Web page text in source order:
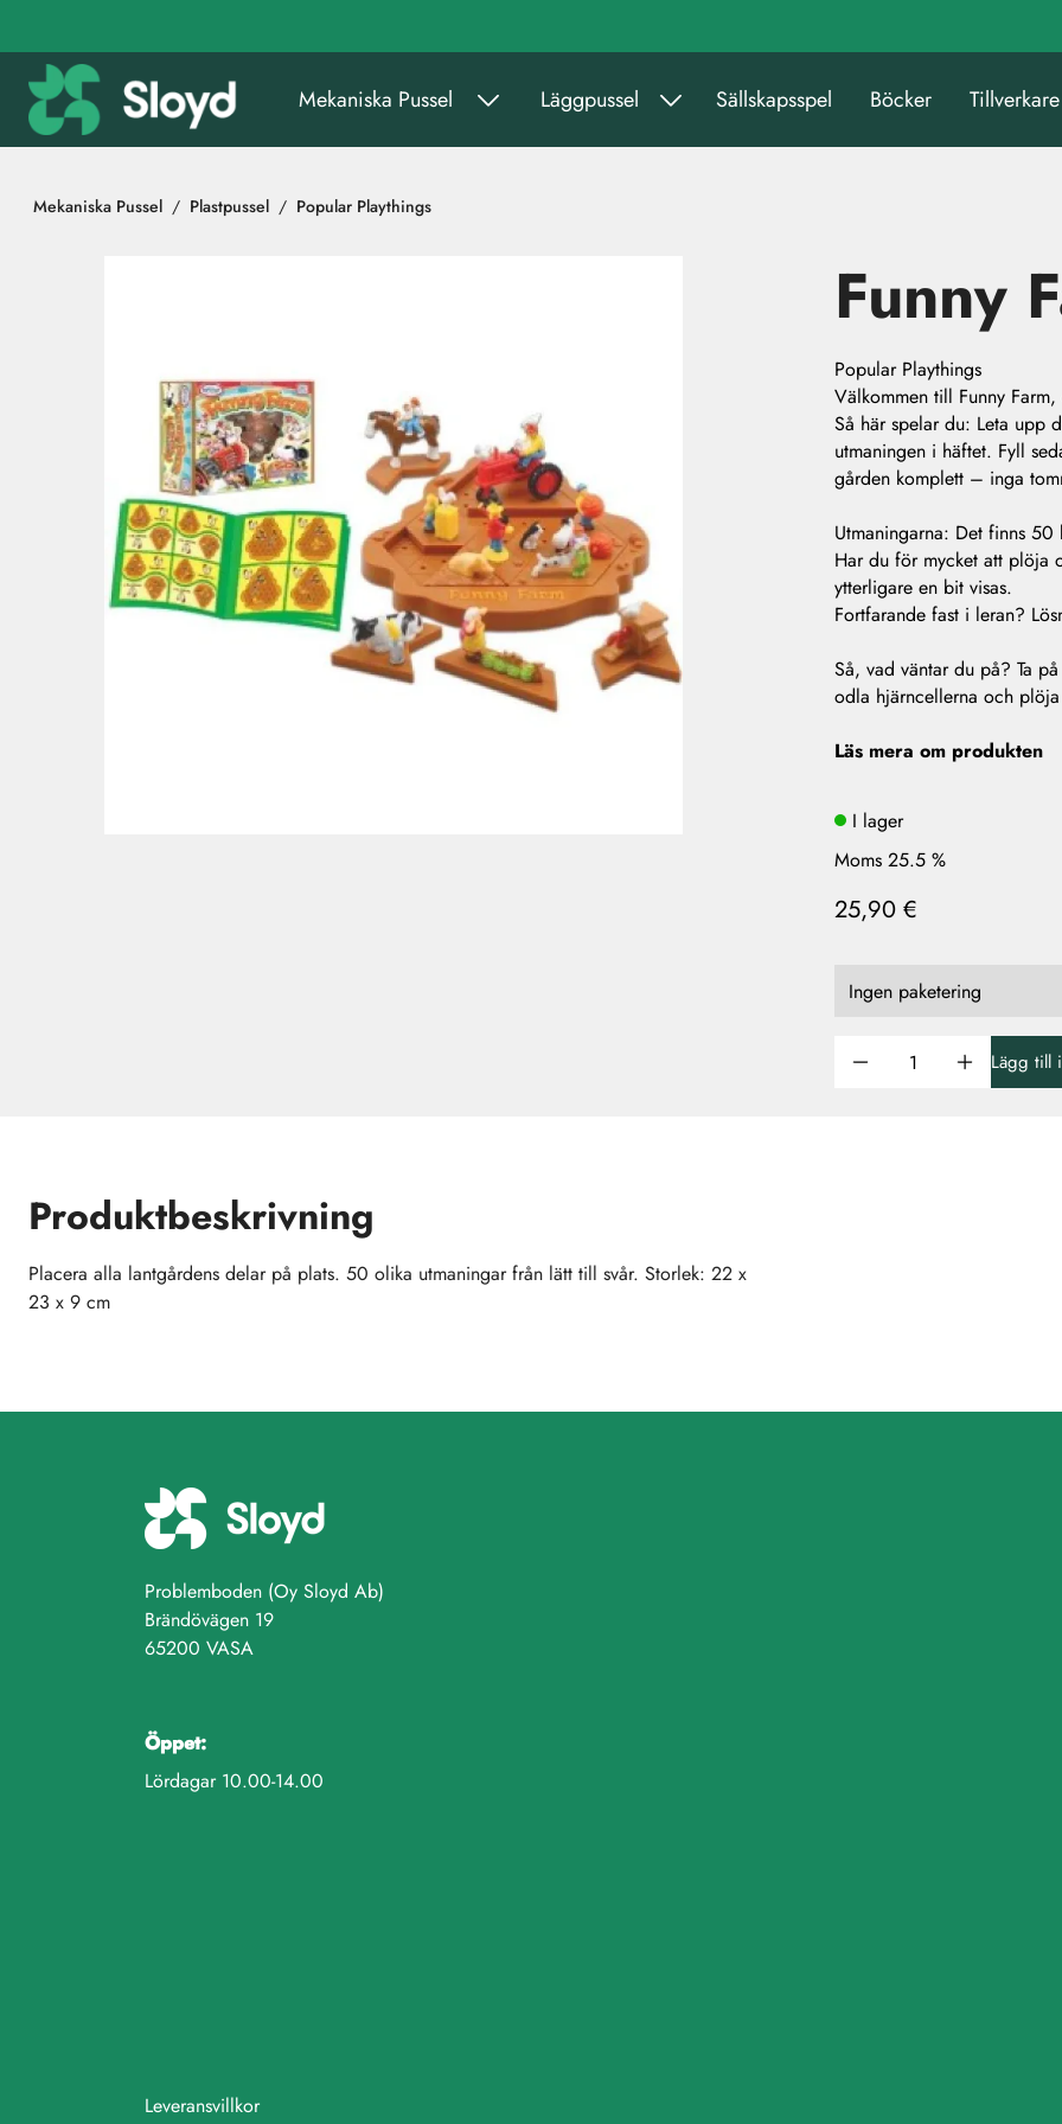
Mekaniska Pussel Läggpussel Sällskapsspel Böcker Tillverkare
Mekaniska Pussel Plastpussel Popular Playthings
Funny
Popular Playthings
Välkommen till Funny
Så här spelar du: Leta upp
utmaningen i häftet. Fyll
gården komplett – inga
Utmaningarna: Det finns
Har du för mycket att plöja
ytterligare en bit visas.
Fortfarande fast i leran?
Så, vad väntar du på? Ta
odla hjärncellerna och
Läs mera om produkten
I lager
Moms 25.5 %
25,90 €
Lägg till
Produktbeskrivning
Placera alla lantgårdens delar på plats. 50 olika utmaningar från lätt till svår. Storlek: 22 x
23 x 9 cm
Problemboden (Oy Sloyd Ab)
Brändövägen 19
65200 VASA
Öppet:
Lördagar 10.00-14.00
Leveransvillkor